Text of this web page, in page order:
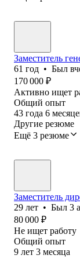
Заместитель
61 год • Был
170 000 ₽
Активно ищет
Общий опыт
43 года 6
Другие резюме
Ещё 3 резюме
Заместитель
29 лет • Был 3
80 000 ₽
Не ищет работу
Общий опыт
9 лет 3 месяца